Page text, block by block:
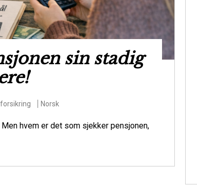
sin stadig
Norsk
hvem er det som sjekker pensjonen,